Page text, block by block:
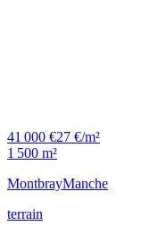
41 000 €27 €/m²
1 500 m²
MontbrayManche
terrain